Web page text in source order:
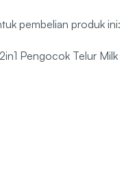
pembelian produk ini:
Pengocok Telur Milk